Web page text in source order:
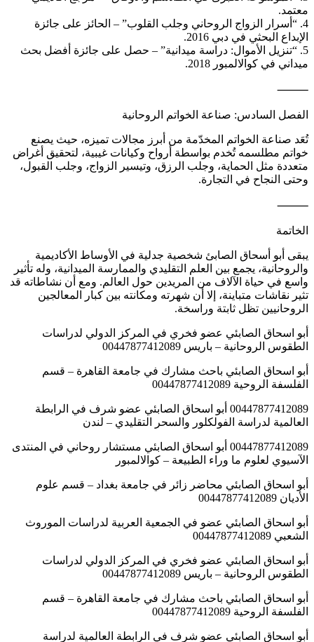
معتمد.
4. “أسرار الزواج الروحاني وجلب القلوب” – الحائز على جائزة
الإبداع البحثي في دبي 2016.
5. “تنزيل الأموال: دراسة ميدانية” – حصل على جائزة أفضل بحث
ميداني في كوالالمبور 2018.
⸻
الفصل السادس: صناعة الخواتم الروحانية
تُعَد صناعة الخواتم المخدّمة من أبرز مجالات تميزه، حيث يصنع
خواتم مطلسمه تُخدم بواسطة أرواح وكيانات غيبية، لتحقيق أغراض
متعددة مثل الحماية، وجلب الرزق، وتيسير الزواج، وجلب القبول،
وحتى النجاح في التجارة.
⸻
الخاتمة
يبقى أبو أسحاق الصابئ شخصية جدلية في الأوساط الأكاديمية
والروحانية، يجمع بين العلم التقليدي والممارسة الميدانية، وله تأثير
واسع في حياة الآلاف من المريدين حول العالم. ومع أن نشاطاته قد
تثير نقاشات متباينة، إلا أن شهرته ومكانته بين كبار المعالجين
الروحانيين تظل ثابتة وراسخة.
أبو اسحاق الصابئي عضو فخري في المركز الدولي لدراسات
الطقوس الروحانية – باريس 00447877412089
أبو اسحاق الصابئي باحث مشارك في جامعة القاهرة – قسم
الفلسفة الروحية 00447877412089
00447877412089 أبو اسحاق الصابئي عضو شرف في الرابطة
العالمية لدراسة الفولكلور والسحر التقليدي – لندن
00447877412089 أبو اسحاق الصابئي مستشار روحاني في المنتدى
الآسيوي لعلوم ما وراء الطبيعة – كوالالمبور
أبو اسحاق الصابئي محاضر زائر في جامعة بغداد – قسم علوم
الأديان 00447877412089
أبو اسحاق الصابئي عضو في الجمعية العربية لدراسات الموروث
الشعبي 00447877412089
أبو اسحاق الصابئي عضو فخري في المركز الدولي لدراسات
الطقوس الروحانية – باريس 00447877412089
أبو اسحاق الصابئي باحث مشارك في جامعة القاهرة – قسم
الفلسفة الروحية 00447877412089
أبو اسحاق الصابئي عضو شرف في الرابطة العالمية لدراسة